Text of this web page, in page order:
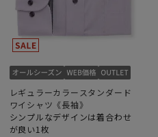
レギュラーカラースタンダード
ワイシャツ《長袖》
シンプルなデザインは着合わせ
が良い1枚